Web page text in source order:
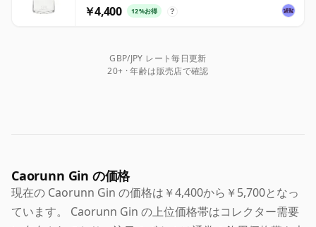
￥4,400 12%お得 ?
GBP/JPY レート毎日更新
20+ · 年齢は販売店で確認
Caorunn Gin の価格
現在の Caorunn Gin の価格は￥4,400から￥5,700となっ
ています。 Caorunn Gin の上位価格帯はコレクター需要